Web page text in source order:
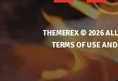
THEMEREX© 2026 ALL
TERMS OF USEAND